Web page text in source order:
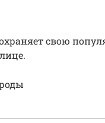
свою